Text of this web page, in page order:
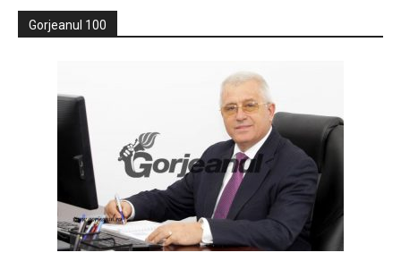
Gorjeanul 100